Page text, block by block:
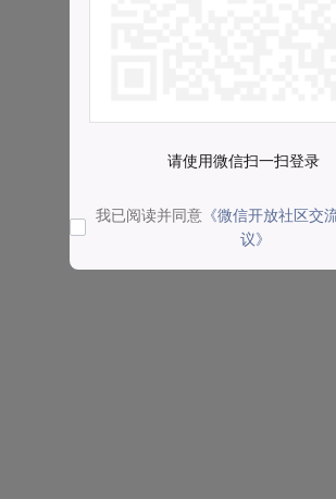
请使用微信扫一扫登录
我已阅读并同意 《微信开放社区交
议》